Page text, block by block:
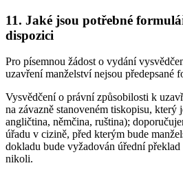
11. Jaké jsou potřebné
dispozici
Pro písemnou žádost o vydání
uzavření manželství nejsou předepsané
Vysvědčení o právní způsobilosti k
na závazně stanoveném tiskopisu, který
angličtina, němčina, ruština);
úřadu v cizině, před kterým bude
dokladu bude vyžadován úřední
nikoli.